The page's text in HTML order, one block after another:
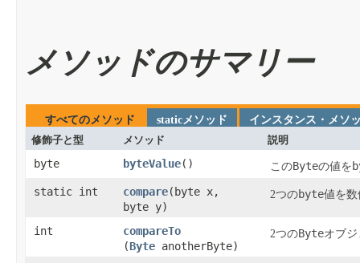
メソッドのサマリー
すべてのメソッド staticメソッド
インスタンス・メソ
修飾子と型
メソッド 説明
byte byteValue​() このByteの値を
static int
compare​(byte x,
byte y)
2つのbyte値を
int compareTo
(Byte anotherByte)
2つのByteオブ